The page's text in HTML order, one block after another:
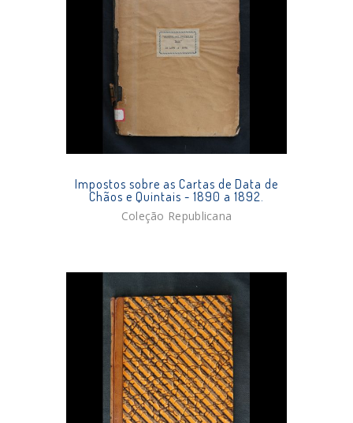
Impostos sobre as Cartas de Data de
Chãos e Quintais - 1890 a 1892.
Coleção Republicana